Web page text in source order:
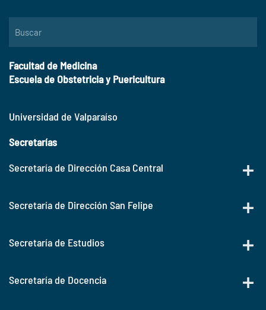
Facultad de Medicina
Escuela de Obstetricia y Puericultura
Universidad de Valparaíso
Secretarías
Secretaría de Dirección Casa Central
Secretaría de Dirección San Felipe
Secretaría de Estudios
Secretaría de Docencia